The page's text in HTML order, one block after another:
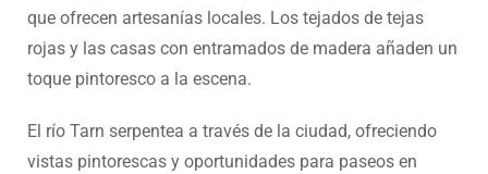
que ofrecen artesanías locales. Los tejados de tejas
rojas y las casas con entramados de madera añaden un
toque pintoresco a la escena.
El río Tarn serpentea a través de la ciudad, ofreciendo
vistas pintorescas y oportunidades para paseos en